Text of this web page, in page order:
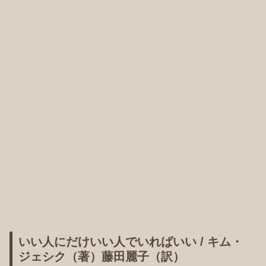
いい人にだけいい人でいればいい / キム・
ジェシク（著）藤田麗子（訳）